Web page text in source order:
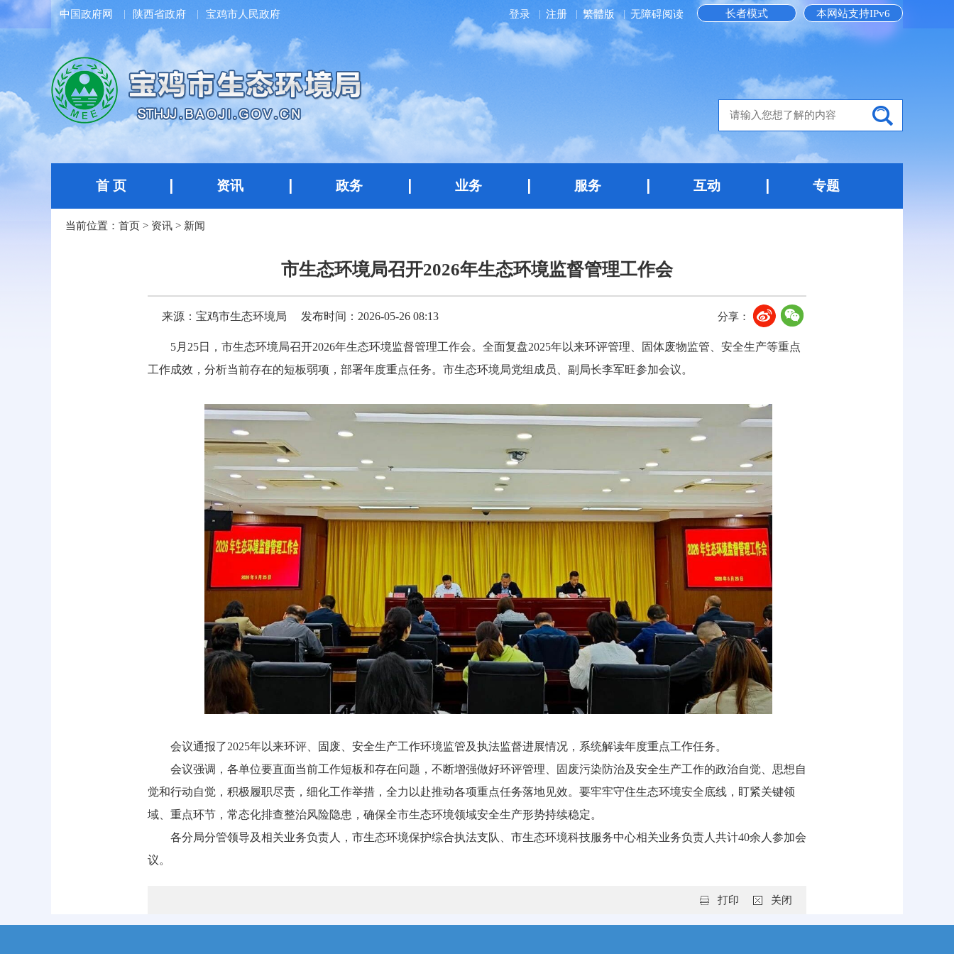
中国政府网 陕西省政府 宝鸡市人民政府 本网站支持IPv6
长者模式
登录 注册 繁體版 无障碍阅读
首 页 资讯 政务 业务 服务 互动 专题
当前位置： 首页 > 资讯 > 新闻
市生态环境局召开2026年生态环境监督管理工作会
来源：宝鸡市生态环境局 发布时间：2026-05-26 08:13 分享：
5月25日，市生态环境局召开2026年生态环境监督管理工作会。全面复盘2025年以来环评管理、固体废物监管、安全生产等重点
工作成效，分析当前存在的短板弱项，部署年度重点任务。市生态环境局党组成员、副局长李军旺参加会议。
会议通报了2025年以来环评、固废、安全生产工作环境监管及执法监督进展情况，系统解读年度重点工作任务。
会议强调，各单位要直面当前工作短板和存在问题，不断增强做好环评管理、固废污染防治及安全生产工作的政治自觉、思想自
觉和行动自觉，积极履职尽责，细化工作举措，全力以赴推动各项重点任务落地见效。要牢牢守住生态环境安全底线，盯紧关键领
域、重点环节，常态化排查整治风险隐患，确保全市生态环境领域安全生产形势持续稳定。
各分局分管领导及相关业务负责人，市生态环境保护综合执法支队、市生态环境科技服务中心相关业务负责人共计40余人参加会
议。
关闭
打印